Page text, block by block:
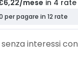
senza interessi con